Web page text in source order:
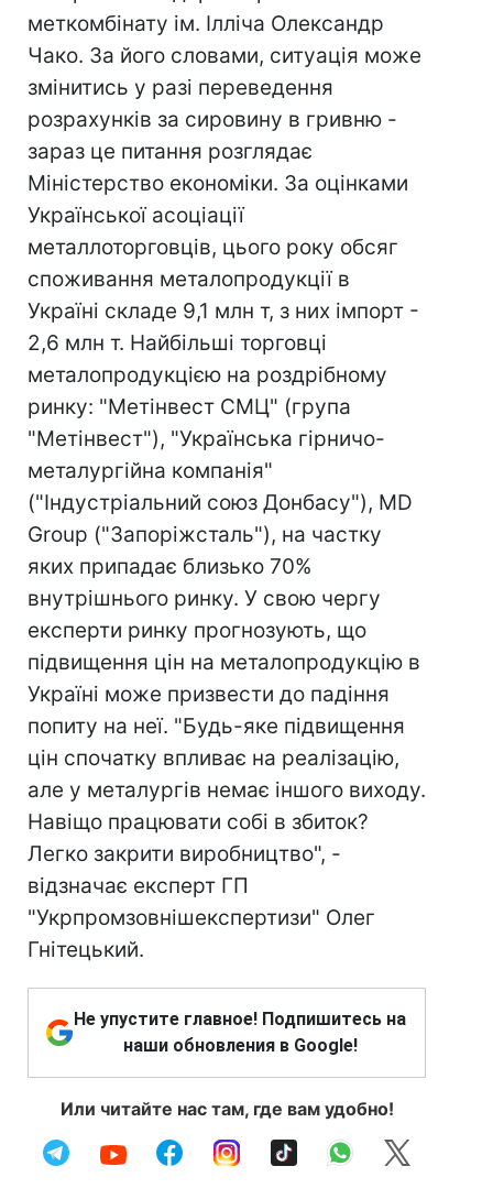
меткомбінату ім. Ілліча Олександр
Чако. За його словами, ситуація може
змінитись у разі переведення
розрахунків за сировину в гривню -
зараз це питання розглядає
Міністерство економіки. За оцінками
Української асоціації
металлоторговців, цього року обсяг
споживання металопродукції в
Україні складе 9,1 млн т, з них імпорт -
2,6 млн т. Найбільші торговці
металопродукцією на роздрібному
ринку: "Метінвест СМЦ" (група
"Метінвест"), "Українська гірничо-
металургійна компанія"
("Індустріальний союз Донбасу"), MD
Group ("Запоріжсталь"), на частку
яких припадає близько 70%
внутрішнього ринку. У свою чергу
експерти ринку прогнозують, що
підвищення цін на металопродукцію в
Україні може призвести до падіння
попиту на неї. "Будь-яке підвищення
цін спочатку впливає на реалізацію,
але у металургів немає іншого виходу.
Навіщо працювати собі в збиток?
Легко закрити виробництво", -
відзначає експерт ГП
"Укрпромзовнішекспертизи" Олег
Гнітецький.
Не упустите главное! Подпишитесь на
наши обновления в Google!
Или читайте нас там, где вам удобно!